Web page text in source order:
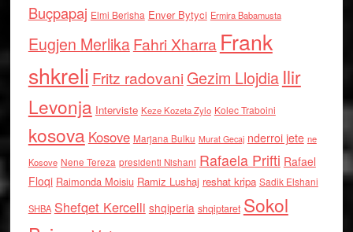
Buçpapaj Elmi Berisha Enver Bytyci Ermira Babamusta
Eugjen MerlikaFahri Xharra Frank
shkreli Fritz radovaniGezim Llojdia Ilir
Levonja Interviste Keze Kozeta Zylo Kolec Traboini
kosova Kosove Marjana Bulku Murat Gecaj nderroi jete ne
Kosove Nene Tereza presidenti Nishani Rafaela Prifti Rafael
Floqi Raimonda Moisiu Ramiz Lushaj reshat kripa Sadik Elshani
SHBA Shefqet Kercelli shqiperia shqiptaret Sokol